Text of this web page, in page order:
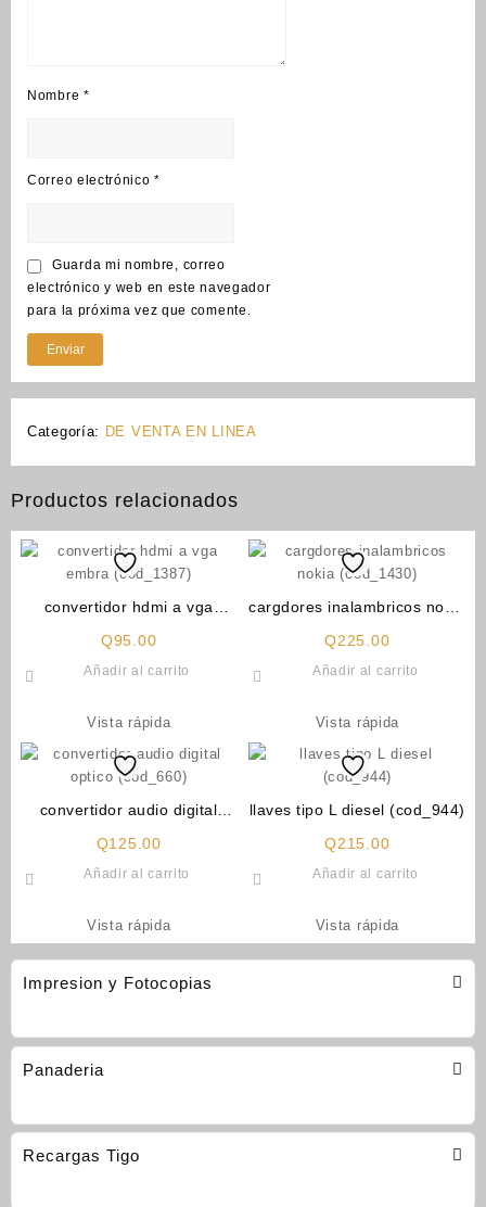
Impresion y Fotocopias
Panaderia
Recargas Tigo
Nombre *
Correo electrónico*
Guarda mi nombre, correo
electrónico y web en este navegador
para la próxima vez que comente.
Categoría: DE VENTA EN LINEA
Productos relacionados
convertidor hdmi a vga
Q95.00
Añadir al carrito
Vista rápida
cargdores inalambricos nokia
Q225.00
Añadir al carrito
Vista rápida
convertidor audio digital
Q125.00
Añadir al carrito
Vista rápida
llaves tipo L diesel (cod_944)
Q215.00
Añadir al carrito
Vista rápida